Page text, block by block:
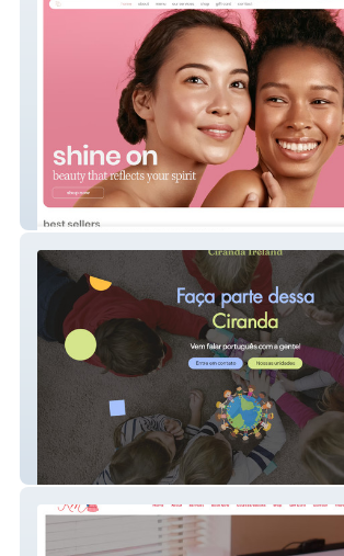
Perola Padilha
Ciranda Ireland